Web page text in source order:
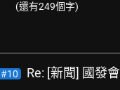
(還有249個字)
#10
Re: [新聞] 國發